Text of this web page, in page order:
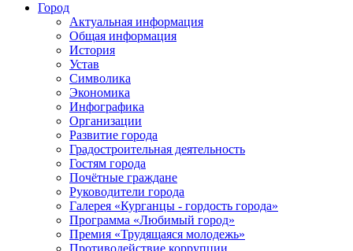
Город
Актуальная информация
Общая информация
История
Устав
Символика
Экономика
Инфографика
Организации
Развитие города
Градостроительная деятельность
Гостям города
Почётные граждане
Руководители города
Галерея «Курганцы - гордость города»
Программа «Любимый город»
Премия «Трудящаяся молодежь»
Противодействие коррупции